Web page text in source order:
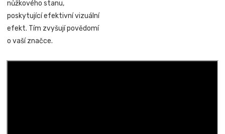
nůžkového stanu,
poskytující efektivní vizuální
efekt. Tím zvyšují povědomí
o vaší značce.